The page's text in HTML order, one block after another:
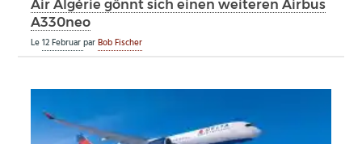
Air Algérie gönnt sich einen weiteren Airbus
A330neo
Le12 FebruarparBob Fischer